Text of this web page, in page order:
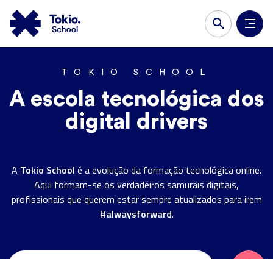
TOKIO SCHOOL
A escola tecnológica dos
digital drivers
A Tokio School é a evolução da formação tecnológica online.
Aqui formam-se os verdadeiros samurais digitais,
profissionais que querem estar sempre atualizados para irem
#alwaysforward.